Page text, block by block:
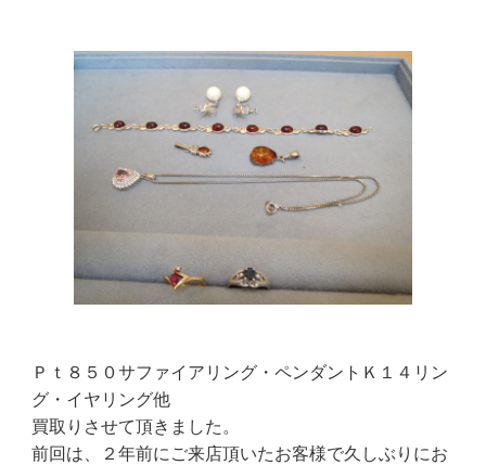
Ｐｔ８５０サファイアリング・ペンダントＫ１４リン
グ・イヤリング他
買取りさせて頂きました。
前回は、２年前にご来店頂いたお客様で久しぶりにお